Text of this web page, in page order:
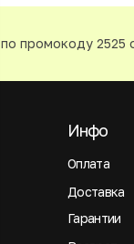
промокоду 2525
Оплата
Инфо
Доставка
Гарантии